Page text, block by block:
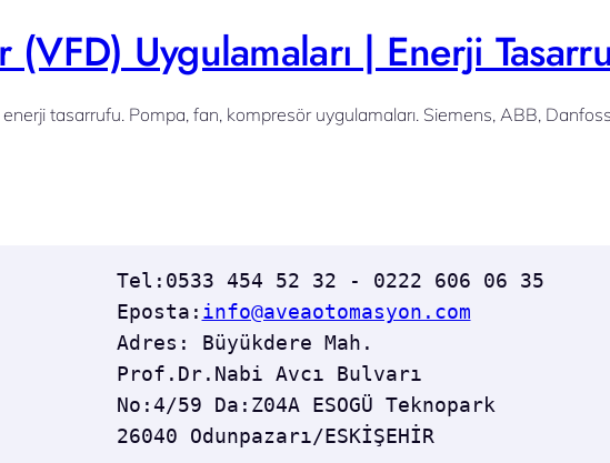
(VFD) Uygulamaları | Enerji
tasarrufu. Pompa, fan, kompresör uygulamaları. Siemens, ABB,
Tel:0533 454 52 32 - 0222 606 06 35
Eposta: info@aveaotomasyon.com
Adres: Büyükdere Mah.
Prof.Dr.Nabi Avcı Bulvarı
No:4/59 Da:Z04A ESOGÜ Teknopark
26040 Odunpazarı/ESKİŞEHİR